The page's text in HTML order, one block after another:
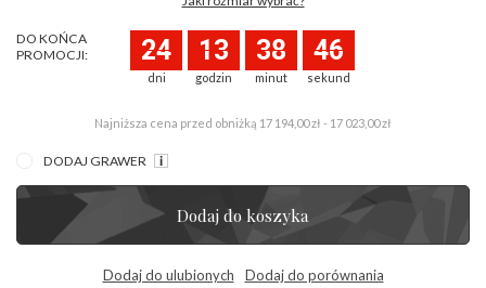
DO KOŃCA
PROMOCJI:
dni
24
godzin
13
minut
38
sekund
46
Najniższa cena przed obniżką 17 194,00 zł - 17 023,00 zł
DODAJ GRAWER
Dodaj do koszyka
Dodaj do ulubionych Dodaj do porównania